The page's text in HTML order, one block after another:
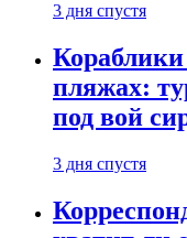
3 дня спустя
пляжах:
под вой
3 дня спустя